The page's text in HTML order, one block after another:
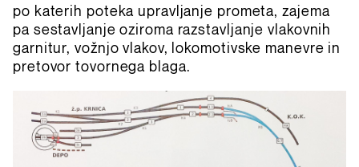
po katerih poteka upravljanje prometa, zajema
pa sestavljanje oziroma razstavljanje vlakovnih
garnitur, vožnjo vlakov, lokomotivske manevre in
pretovor tovornega blaga.